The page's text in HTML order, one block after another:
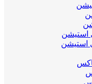
استیشن
استیشن